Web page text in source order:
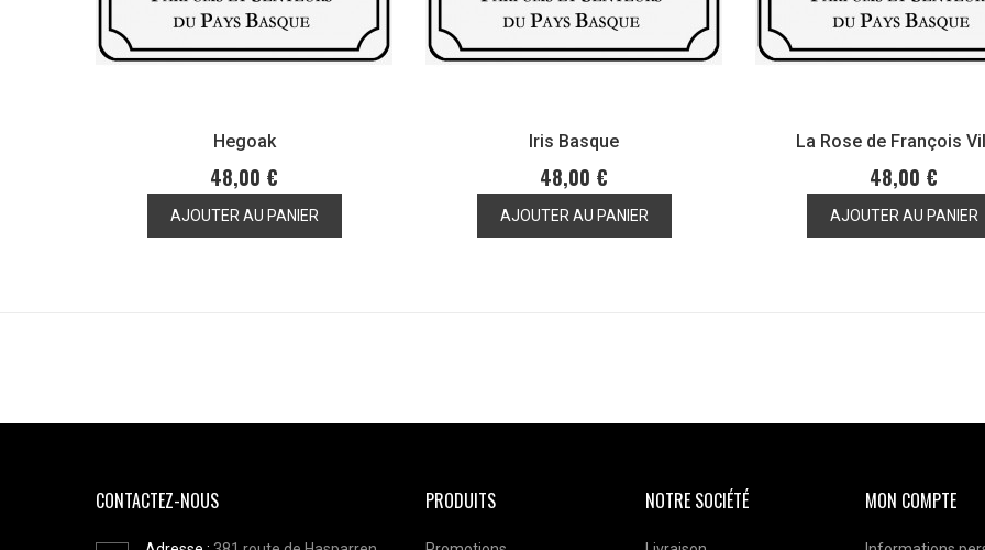
Hegoak
48,00 €
AJOUTER AU PANIER
Iris Basque
48,00 €
AJOUTER AU PANIER
La Rose de François
48,00 €
AJOUTER AU PANIER
CONTACTEZ-NOUS PRODUITS NOTRE SOCIÉTÉ MON COMPTE